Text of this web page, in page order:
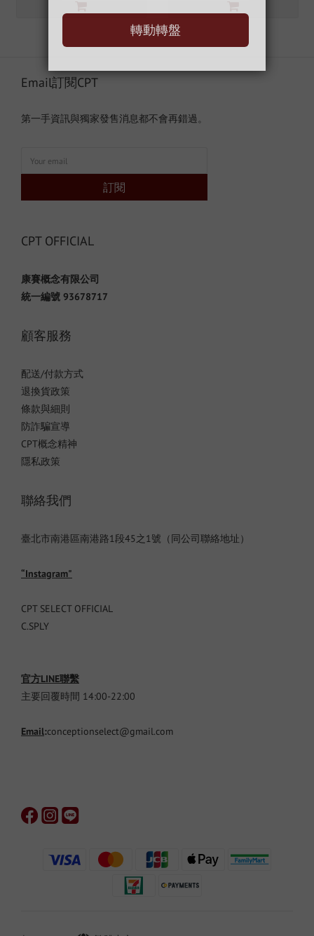
Email訂閱CPT
第一手資訊與獨家發售消息都不會再錯過。
訂閱
CPT OFFICIAL
康賽概念有限公司
統一編號 93678717
顧客服務
配送/付款方式
退換貨政策
條款與細則
防詐騙宣導
CPT概念精神
隱私政策
聯絡我們
臺北市南港區南港路1段45之1號（同公司聯絡地址）
“Instagram"
CPT SELECT OFFICIAL
C.SPLY
官方LINE聯繫
主要回覆時間 14:00-22:00
Email:conceptionselect@gmail.com